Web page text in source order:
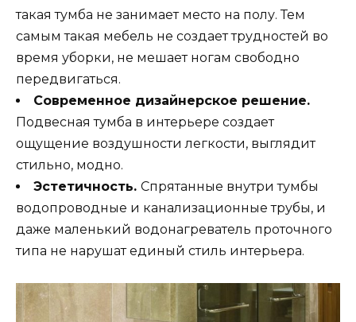
такая тумба не занимает место на полу. Тем
самым такая мебель не создает трудностей во
время уборки, не мешает ногам свободно
передвигаться.
Современное дизайнерское решение.
Подвесная тумба в интерьере создает
ощущение воздушности легкости, выглядит
стильно, модно.
Эстетичность. Спрятанные внутри тумбы
водопроводные и канализационные трубы, и
даже маленький водонагреватель проточного
типа не нарушат единый стиль интерьера.